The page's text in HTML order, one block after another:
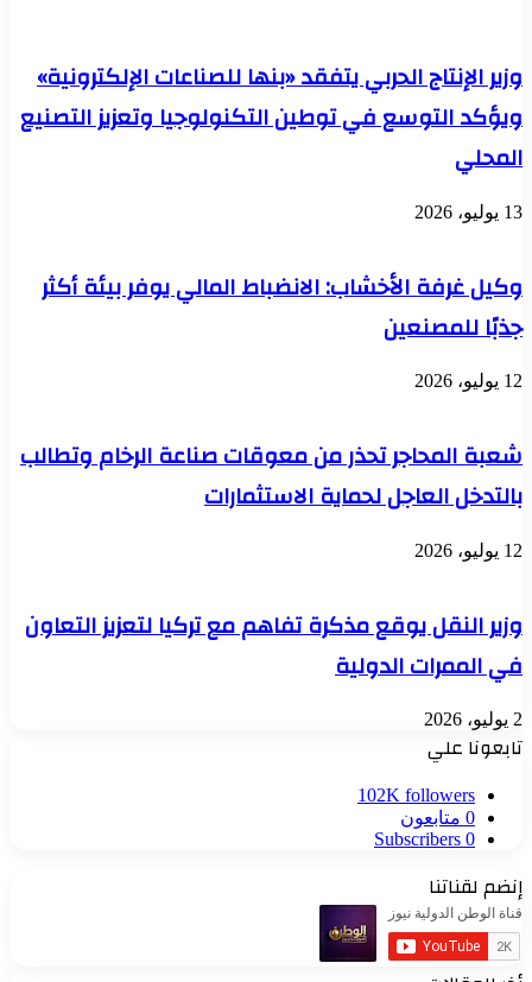
واقعة
منشورات
مستشفى
الشاطبي
وزير الإنتاج الحربي يتفقد «بنها للصناعات الإلكترونية»
ويؤكد التوسع في توطين التكنولوجيا وتعزيز التصنيع
المحلي
13 يوليو، 2026
وكيل غرفة الأخشاب: الانضباط المالي يوفر بيئة أكثر
جذبًا للمصنعين
12 يوليو، 2026
شعبة المحاجر تحذر من معوقات صناعة الرخام وتطالب
بالتدخل العاجل لحماية الاستثمارات
12 يوليو، 2026
وزير النقل يوقع مذكرة تفاهم مع تركيا لتعزيز التعاون
في الممرات الدولية
2 يوليو، 2026
تابعونا علي
102K followers
0 متابعون
0
Subscribers
إنضم لقناتنا